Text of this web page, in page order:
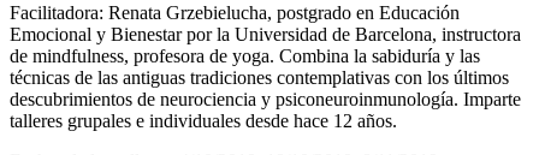
Facilitadora: Renata Grzebielucha, postgrado en Educación
Emocional y Bienestar por la Universidad de Barcelona, instructora
de mindfulness, profesora de yoga. Combina la sabiduría y las
técnicas de las antiguas tradiciones contemplativas con los últimos
descubrimientos de neurociencia y psiconeuroinmunología. Imparte
talleres grupales e individuales desde hace 12 años.